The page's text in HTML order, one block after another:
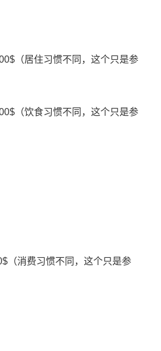
（居住习惯不同，这个只是参
（饮食习惯不同，这个只是参
（消费习惯不同，这个只是参